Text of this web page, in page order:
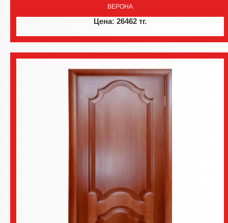
ВЕРОНА
Цена: 26462 тг.